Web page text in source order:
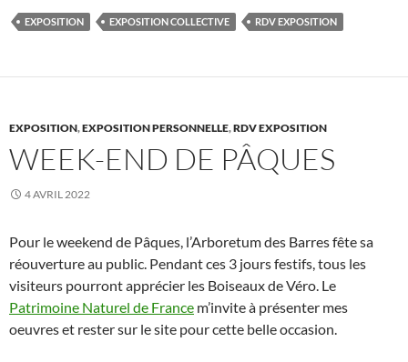
EXPOSITION EXPOSITION COLLECTIVE RDV EXPOSITION
EXPOSITION,EXPOSITION PERSONNELLE,RDV EXPOSITION
WEEK-END DE PÂQUES
4 AVRIL 2022
Pour le weekend de Pâques, l’Arboretum des Barres fête sa
réouverture au public. Pendant ces 3 jours festifs, tous les
visiteurs pourront apprécier les Boiseaux de Véro. Le
Patrimoine Naturel de France m’invite à présenter mes
oeuvres et rester sur le site pour cette belle occasion.